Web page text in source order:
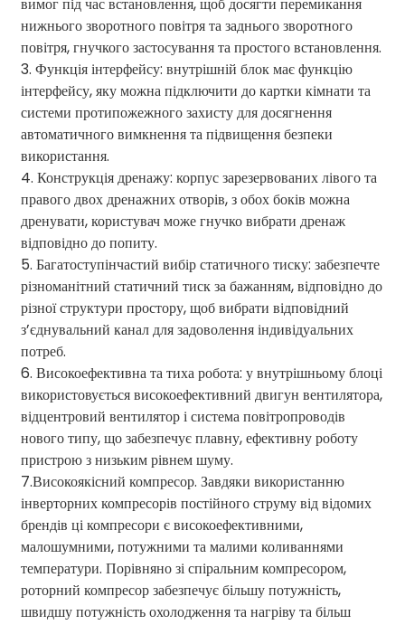
нижнього зворотного повітря та заднього зворотного
повітря, гнучкого застосування та простого встановлення.
3. Функція інтерфейсу: внутрішній блок має функцію
інтерфейсу, яку можна підключити до картки кімнати та
системи протипожежного захисту для досягнення
автоматичного вимкнення та підвищення безпеки
використання.
4. Конструкція дренажу: корпус зарезервованих лівого та
правого двох дренажних отворів, з обох боків можна
дренувати, користувач може гнучко вибрати дренаж
відповідно до попиту.
5. Багатоступінчастий вибір статичного тиску: забезпечте
різноманітний статичний тиск за бажанням, відповідно до
різної структури простору, щоб вибрати відповідний
з’єднувальний канал для задоволення індивідуальних
потреб.
6. Високоефективна та тиха робота: у внутрішньому блоці
використовується високоефективний двигун вентилятора,
відцентровий вентилятор і система повітропроводів
нового типу, що забезпечує плавну, ефективну роботу
пристрою з низьким рівнем шуму.
7.Високоякісний компресор. Завдяки використанню
інверторних компресорів постійного струму від відомих
брендів ці компресори є високоефективними,
малошумними, потужними та малими коливаннями
температури. Порівняно зі спіральним компресором,
роторний компресор забезпечує більшу потужність,
швидшу потужність охолодження та нагріву та більш